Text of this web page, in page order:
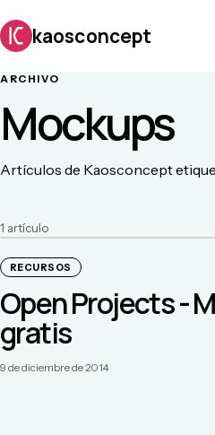
kaosconcept
ARCHIVO
Mockups
Artículos de Kaosconcept
1 artículo
RECURSOS
Open Projects -
gratis
9 de diciembre de 2014